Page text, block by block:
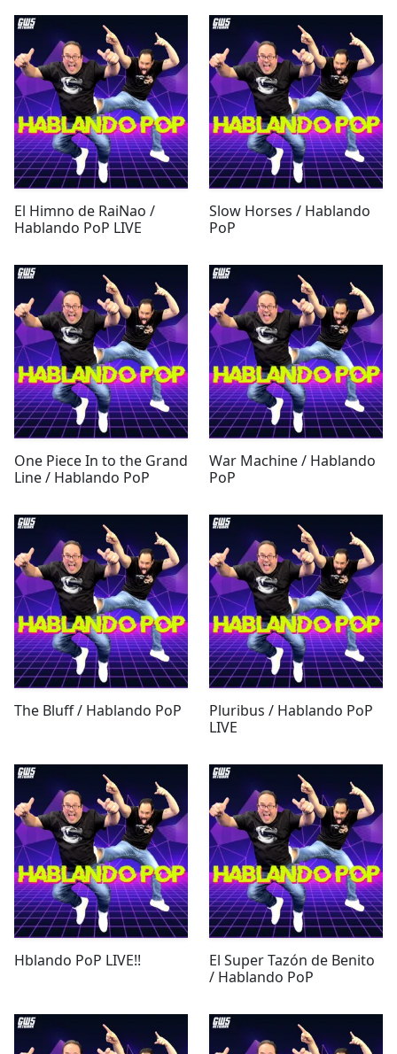
El Himno de RaiNao /
Hablando PoP LIVE
Slow Horses / Hablando
PoP
One Piece In to the Grand
Line / Hablando PoP
War Machine / Hablando
PoP
The Bluff / Hablando PoP
Pluribus / Hablando PoP
LIVE
Hblando PoP LIVE!!
El Super Tazón de Benito
/ Hablando PoP